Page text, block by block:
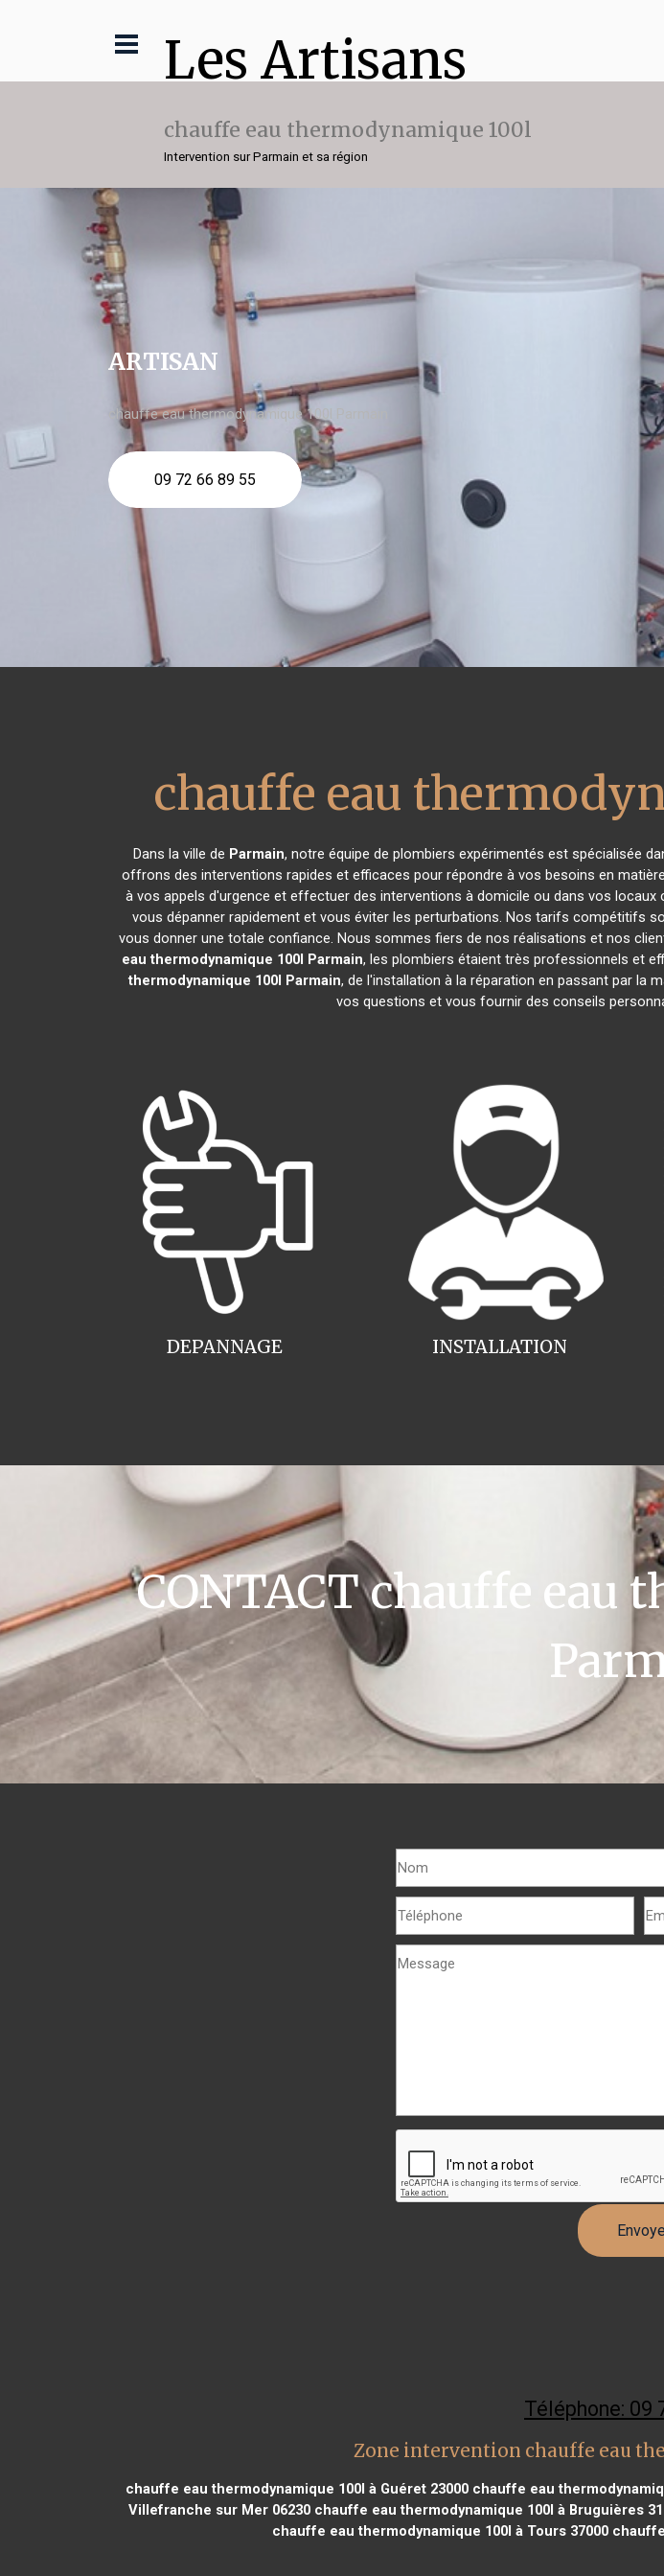
Les Artisans
chauffe eau thermodynamique 100l
Intervention sur Parmain et sa région
ARTISAN
chauffe eau thermodynamique 100l Parmain
09 72 66 89 55
chauffe eau
Dans la ville de Parmain, notre équipe de plombiers expérimentés est spécialisée
offrons des interventions rapides et efficaces pour répondre à vos besoins en
à vos appels d'urgence et effectuer des interventions à domicile ou dans vos
vous dépanner rapidement et vous éviter les perturbations. Nos tarifs compétitifs
vous donner une totale confiance. Nous sommes fiers de nos réalisations et nos
eau thermodynamique 100l Parmain, les plombiers étaient très professionnels et
thermodynamique 100l Parmain, de l'installation à la réparation en passant par la
vos questions et vous fournir des conseils
INSTALLATION
DEPANNAGE
CONTACT chauffe
Téléphone: 09
Zone intervention chauffe eau
chauffe eau thermodynamique 100l à Guéret 23000 chauffe eau
Villefranche sur Mer 06230chauffe eau thermodynamique 100l à Bruguières
chauffe eau thermodynamique 100l à Tours 37000